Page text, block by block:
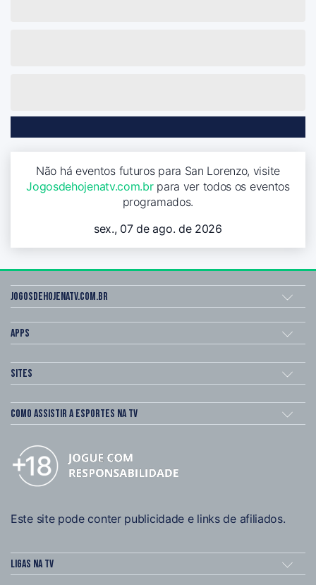
Não há eventos futuros para San Lorenzo, visite
Jogosdehojenatv.com.brpara ver todos os eventos
programados.
sex., 07 de ago. de 2026
Jogosdehojenatv.com.br
Apps
Sites
Como assistir a esportes na TV
Este site pode conter publicidade e links de afiliados.
Ligas na TV